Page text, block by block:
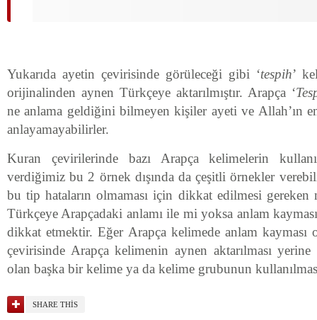
Yukarıda ayetin çevirisinde görüleceği gibi ‘tespih’
orijinalinden aynen Türkçeye aktarılmıştır. Arapça ‘
ne anlama geldiğini bilmeyen kişiler ayeti ve Allah’ın
anlayamayabilirler.
Kuran çevirilerinde bazı Arapça kelimelerin
verdiğimiz bu 2 örnek dışında da çeşitli örnekler
bu tip hataların olmaması için dikkat edilmesi
Türkçeye Arapçadaki anlamı ile mi yoksa anlam
dikkat etmektir. Eğer Arapça kelimede anlam kayması
çevirisinde Arapça kelimenin aynen aktarılması yerine
olan başka bir kelime ya da kelime grubunun
SHARE THIS